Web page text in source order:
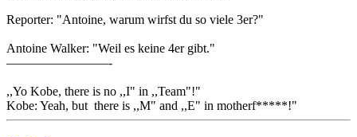
Reporter: "Antoine, warum wirfst du so viele 3er?"
Antoine Walker: "Weil es keine 4er gibt."
————————-
,,Yo Kobe, there is no ,,I" in ,,Team"!"
Kobe: Yeah, but there is ,,M" and ,,E" in motherf*****!"